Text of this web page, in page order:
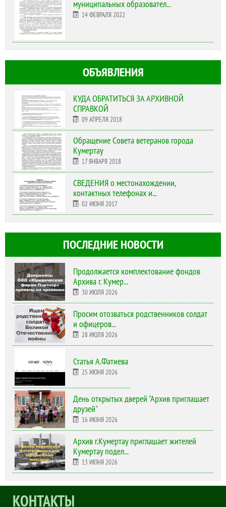
муниципальных образовател...
14 ФЕВРАЛЯ 2022
ОБЪЯВЛЕНИЯ
КУДА ОБРАТИТЬСЯ ЗА АРХИВНОЙ
СПРАВКОЙ
09 АПРЕЛЯ 2018
Обращение Совета ветеранов города
Кумертау
17 ЯНВАРЯ 2018
СВЕДЕНИЯ о местонахождении,
контактных телефонах и...
02 ИЮНЯ 2017
ПОСЛЕДНИЕ НОВОСТИ
Продолжается комплектование фондов
Архива г. Кумер...
30 ИЮЛЯ 2026
Просим отозваться родственников солдат
и офицеров...
28 ИЮЛЯ 2026
Статья А.Фатиева
25 ИЮНЯ 2026
День открытых дверей "Архив приглашает
друзей"
16 ИЮНЯ 2026
Архив г.Кумертау приглашает жителей
Кумертау подел...
13 ИЮНЯ 2026
КОНТАКТЫ